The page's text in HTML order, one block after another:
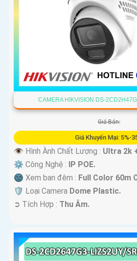
CAMERA HIKVISION DS-
Giá Bán:
Giá Khuyến Mại: 5%-
👁 Hình Ành Chất Lượng : Ultra 2k
⚙ Công Nghệ : IP POE.
🌚 Xem ban đêm : Full Color 60m
🛡 Loại Camera Dome Plastic.
️➲ Tích Hợp : Thu Âm.